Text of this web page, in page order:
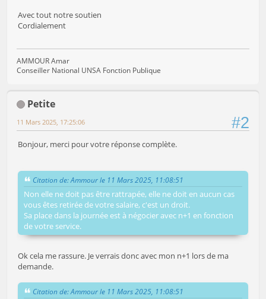
Avec tout notre soutien
Cordialement
AMMOUR Amar
Conseiller National UNSA Fonction Publique
Petite
#2
11 Mars 2025, 17:25:06
Bonjour, merci pour votre réponse complète.
Citation de: Ammour le 11 Mars 2025, 11:08:51
Non elle ne doit pas être rattrapée, elle ne doit en aucun cas
vous êtes retirée de votre salaire, c'est un droit.
Sa place dans la journée est à négocier avec n+1 en fonction
de votre service.
Ok cela me rassure. Je verrais donc avec mon n+1 lors de ma
demande.
Citation de: Ammour le 11 Mars 2025, 11:08:51